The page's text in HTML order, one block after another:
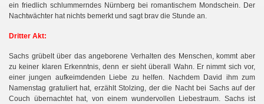
ein friedlich schlummerndes Nürnberg bei romantischem Mondschein. Der
Nachtwächter hat nichts bemerkt und sagt brav die Stunde an.
Dritter Akt:
Sachs grübelt über das angeborene Verhalten des Menschen, kommt aber
zu keiner klaren Erkenntnis, denn er sieht überall Wahn. Er nimmt sich vor,
einer jungen aufkeimdenden Liebe zu helfen. Nachdem David ihm zum
Namenstag gratuliert hat, erzählt Stolzing, der die Nacht bei Sachs auf der
Couch übernachtet hat, von einem wundervollen Liebestraum. Sachs ist